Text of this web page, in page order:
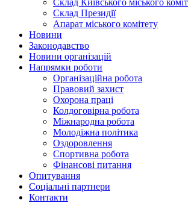
Склад Президії
Апарат міського комітету
Новини
Законодавство
Новини організацій
Напрямки роботи
Організаційна робота
Правовий захист
Охорона праці
Колдоговірна робота
Міжнародна робота
Молодіжна політика
Оздоровлення
Спортивна робота
Фінансові питання
Опитування
Соціальні партнери
Контакти